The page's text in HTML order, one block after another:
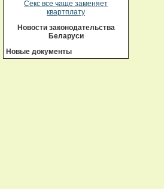
Секс все чаще заменяет
квартплату
Новости законодательства
Беларуси
Новые документы